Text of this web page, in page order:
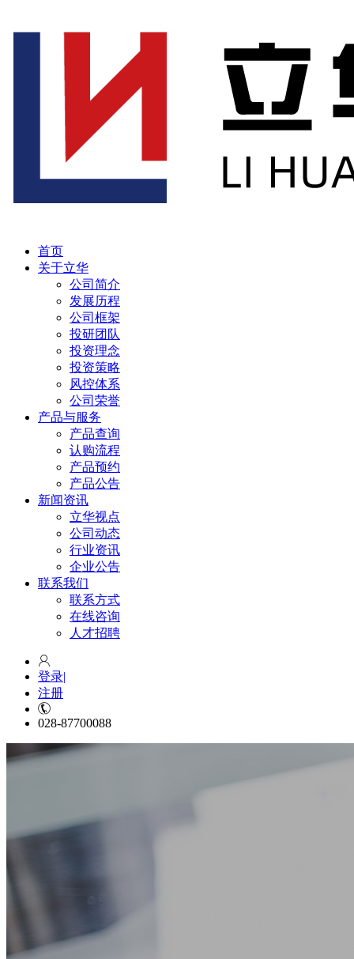
首页
关于立华
公司简介
发展历程
公司框架
投研团队
投资理念
投资策略
风控体系
公司荣誉
产品与服务
产品查询
认购流程
产品预约
产品公告
新闻资讯
立华视点
公司动态
行业资讯
企业公告
联系我们
联系方式
在线咨询
人才招聘
登录|
注册
028-87700088